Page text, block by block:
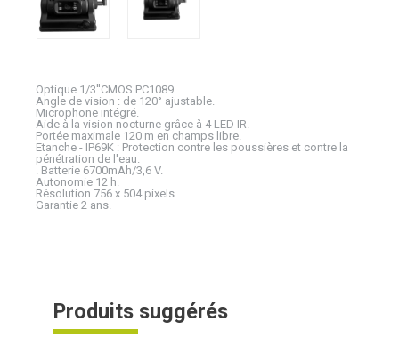
Optique 1/3''CMOS PC1089.
Angle de vision : de 120° ajustable.
Microphone intégré.
Aide à la vision nocturne grâce à 4 LED IR.
Portée maximale 120 m en champs libre.
Etanche - IP69K : Protection contre les poussières et contre la
pénétration de l'eau.
. Batterie 6700mAh/3,6 V.
Autonomie 12 h.
Résolution 756 x 504 pixels.
Garantie 2 ans.
Produits suggérés